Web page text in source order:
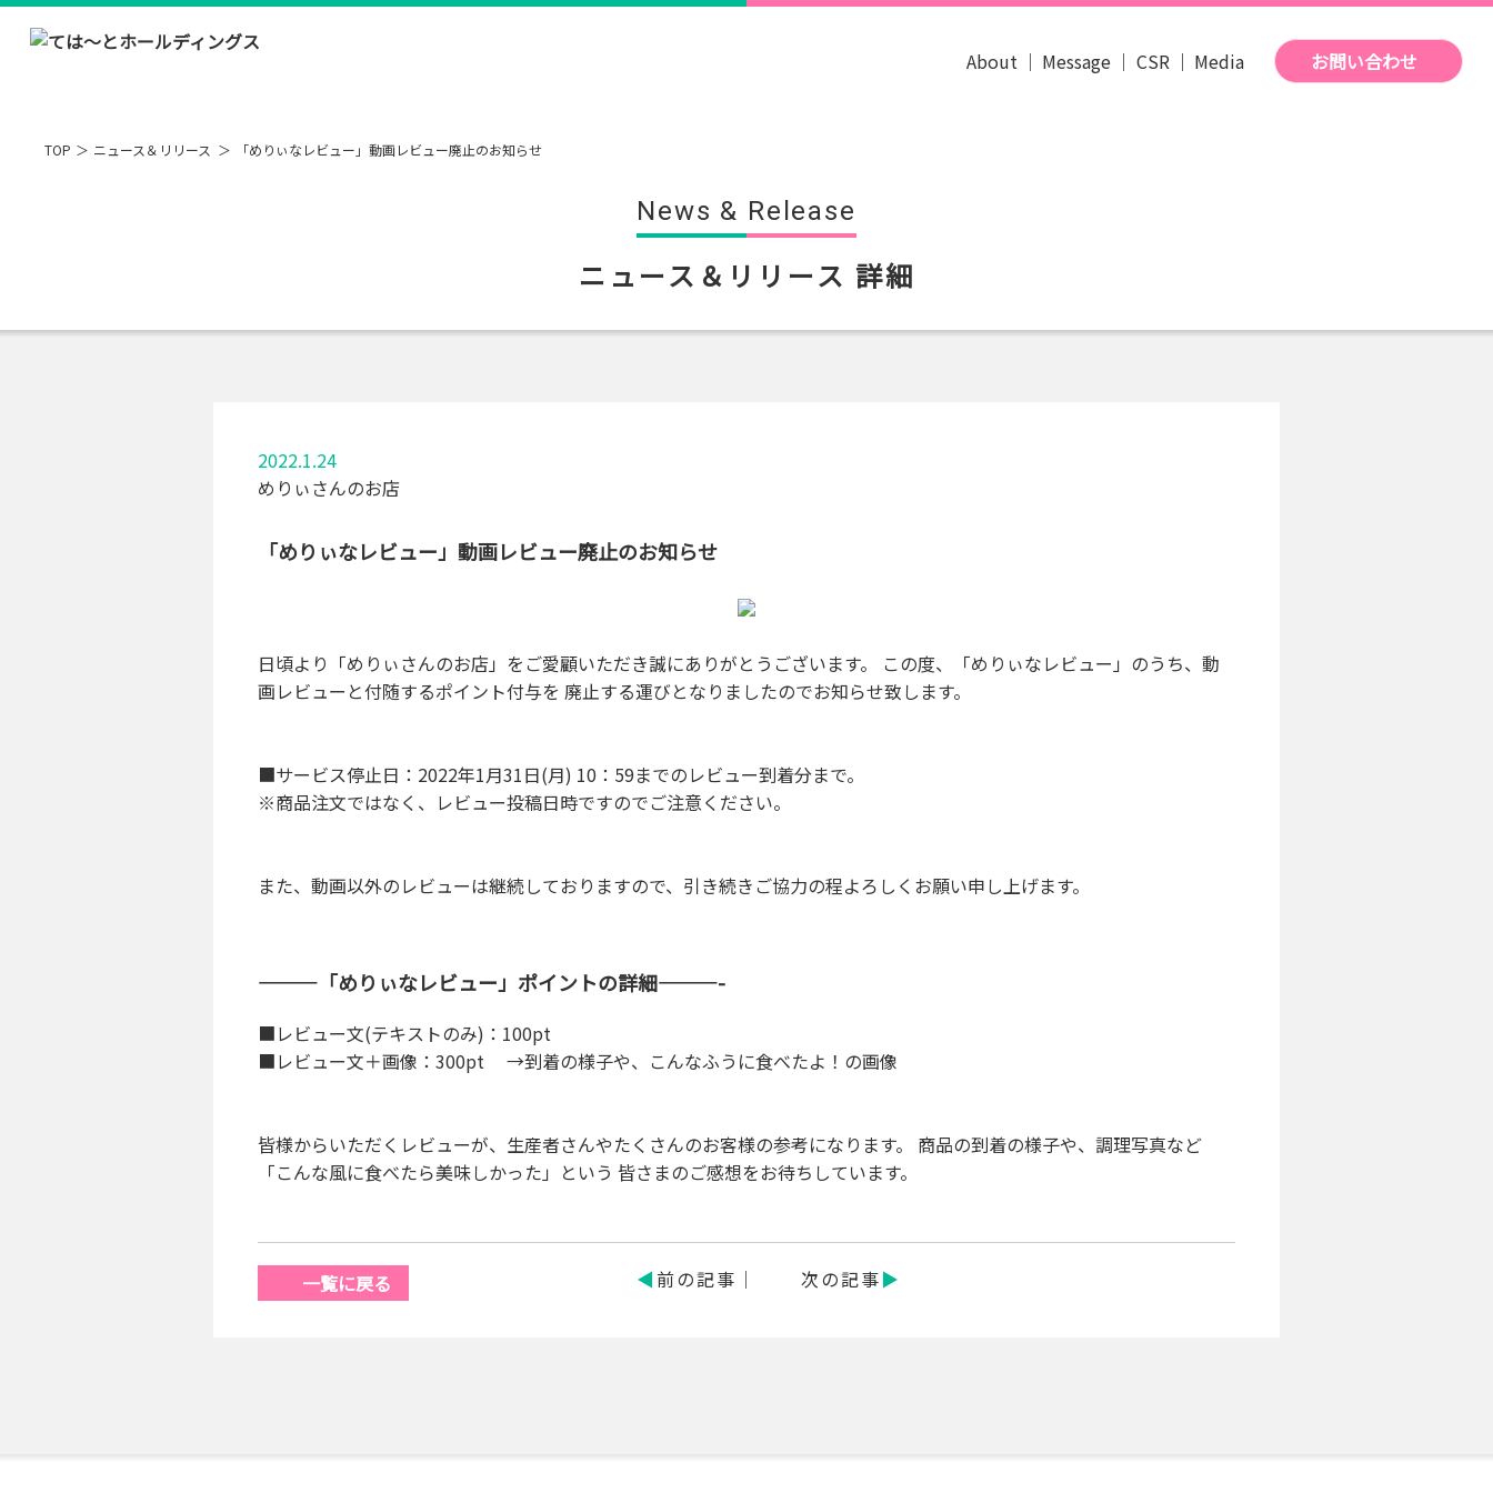
About Message CSR Media お問い合わせ
TOP ニュース＆リリース 「めりぃなレビュー」動画レビュー廃止のお知らせ
News & Release
ニュース＆リリース 詳細
2022.1.24
めりぃさんのお店
「めりぃなレビュー」動画レビュー廃止のお知らせ
日頃より「めりぃさんのお店」をご愛顧いただき誠にありがとうございます。 この度、「めりぃなレビュー」のうち、動
画レビューと付随するポイント付与を 廃止する運びとなりましたのでお知らせ致します。
■サービス停止日：2022年1月31日(月) 10：59までのレビュー到着分まで。
※商品注文ではなく、レビュー投稿日時ですのでご注意ください。
また、動画以外のレビューは継続しておりますので、引き続きご協力の程よろしくお願い申し上げます。
———「めりぃなレビュー」ポイントの詳細———-
■レビュー文(テキストのみ)：100pt
■レビュー文＋画像：300pt →到着の様子や、こんなふうに食べたよ！の画像
皆様からいただくレビューが、生産者さんやたくさんのお客様の参考になります。 商品の到着の様子や、調理写真など
「こんな風に食べたら美味しかった」という 皆さまのご感想をお待ちしています。
前の記事 次の記事
一覧に戻る